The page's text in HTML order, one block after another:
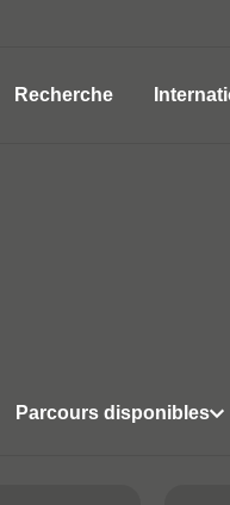
Recherche
Parcours disponibles